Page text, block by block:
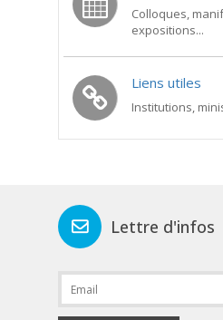
Colloques,
expositions...
Liens utiles
Institutions,
Lettre d'infos